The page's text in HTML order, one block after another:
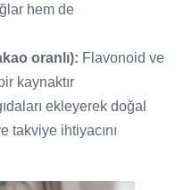
hem de
oranlı): Flavonoid ve
kaynaktır
ekleyerek doğal
takviye ihtiyacını